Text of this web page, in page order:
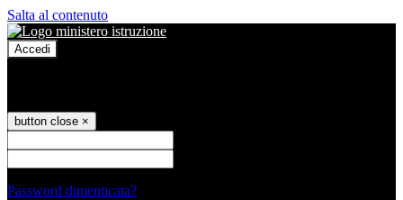
Salta al contenuto
Accedi
button close ×
Password dimenticata?